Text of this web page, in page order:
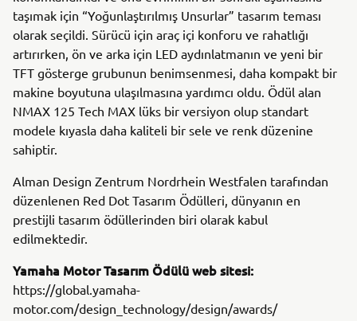
taşımak için “Yoğunlaştırılmış Unsurlar” tasarım teması
olarak seçildi. Sürücü için araç içi konforu ve rahatlığı
artırırken, ön ve arka için LED aydınlatmanın ve yeni bir
TFT gösterge grubunun benimsenmesi, daha kompakt bir
makine boyutuna ulaşılmasına yardımcı oldu. Ödül alan
NMAX 125 Tech MAX lüks bir versiyon olup standart
modele kıyasla daha kaliteli bir sele ve renk düzenine
sahiptir.
Alman Design Zentrum Nordrhein Westfalen tarafından
düzenlenen Red Dot Tasarım Ödülleri, dünyanın en
prestijli tasarım ödüllerinden biri olarak kabul
edilmektedir.
Yamaha Motor Tasarım Ödülü web sitesi:
https://global.yamaha-
motor.com/design_technology/design/awards/